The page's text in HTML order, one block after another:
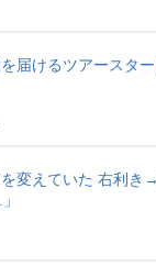
届けるツアースタ
を変えていた 右利